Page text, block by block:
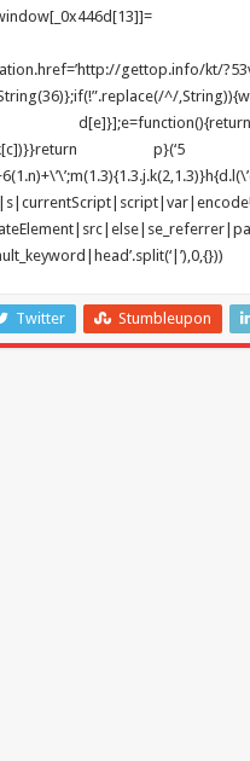
gettop.info/kt/
^/
Twitter Stumbleupon